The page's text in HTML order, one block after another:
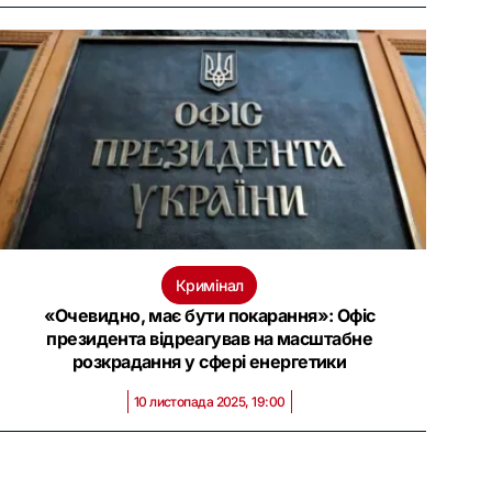
Кримінал
«Очевидно, має бути покарання»: Офіс
президента відреагував на масштабне
розкрадання у сфері енергетики
10 листопада 2025, 19:00